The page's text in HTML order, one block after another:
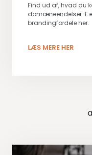
Find ud af, hvad du
domæneendelser.
brandingfordele her.
LÆS MERE HER